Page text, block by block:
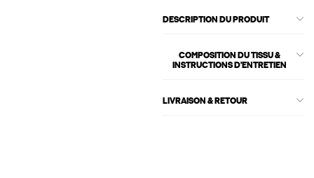
DESCRIPTION DU PRODUIT
COMPOSITION DU TISSU &
INSTRUCTIONS D'ENTRETIEN
LIVRAISON & RETOUR